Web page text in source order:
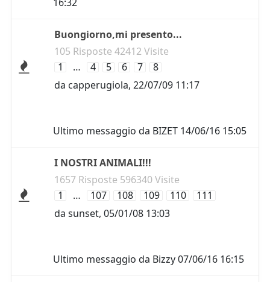
Buongiorno,mi presento...
105 Risposte 42412 Visite
1
… 4 5 6 7
8
da capperugiola, 22/07/09 11:17
Ultimo messaggio da BIZET 14/06/16 15:05
I NOSTRI ANIMALI!!!
1657 Risposte 596340 Visite
1
… 107 108 109 110
111
da sunset, 05/01/08 13:03
Ultimo messaggio da Bizzy07/06/16 16:15